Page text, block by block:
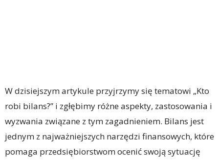
W dzisiejszym artykule przyjrzymy się tematowi „Kto
robi bilans?” i zgłębimy różne aspekty, zastosowania i
wyzwania związane z tym zagadnieniem. Bilans jest
jednym z najważniejszych narzędzi finansowych, które
pomaga przedsiębiorstwom ocenić swoją sytuację